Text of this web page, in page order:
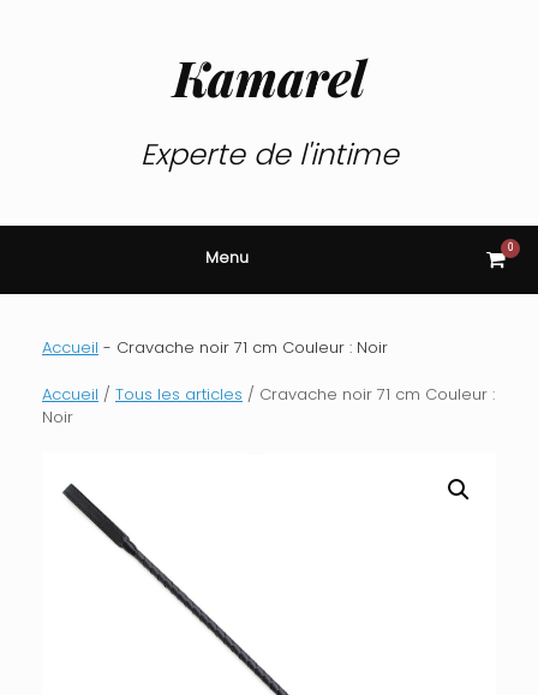
Kamarel
Experte de l'intime
Menu View
cart
0
Accueil - Cravache noir 71 cm Couleur : Noir
Accueil / Tous les articles / Cravache noir 71 cm Couleur :
Noir